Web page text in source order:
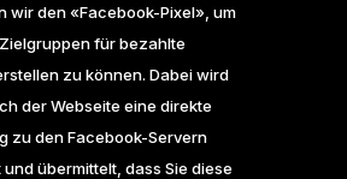
wir den «Facebook-Pixel», um
für bezahlte
zu können. Dabei wird
der Webseite eine direkte
zu den Facebook-Servern
übermittelt, dass Sie diese